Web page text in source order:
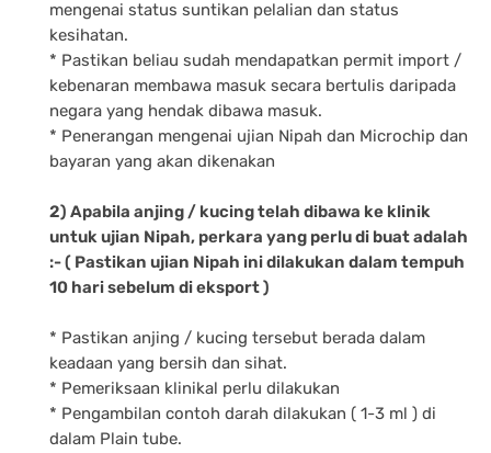
mengenai status suntikan pelalian dan status
kesihatan.
* Pastikan beliau sudah mendapatkan permit import /
kebenaran membawa masuk secara bertulis daripada
negara yang hendak dibawa masuk.
* Penerangan mengenai ujian Nipah dan Microchip dan
bayaran yang akan dikenakan
2) Apabila anjing / kucing telah dibawa ke klinik
untuk ujian Nipah, perkara yang perlu di buat adalah
:- ( Pastikan ujian Nipah ini dilakukan dalam tempuh
10 hari sebelum di eksport )
* Pastikan anjing / kucing tersebut berada dalam
keadaan yang bersih dan sihat.
* Pemeriksaan klinikal perlu dilakukan
* Pengambilan contoh darah dilakukan ( 1-3 ml ) di
dalam Plain tube.